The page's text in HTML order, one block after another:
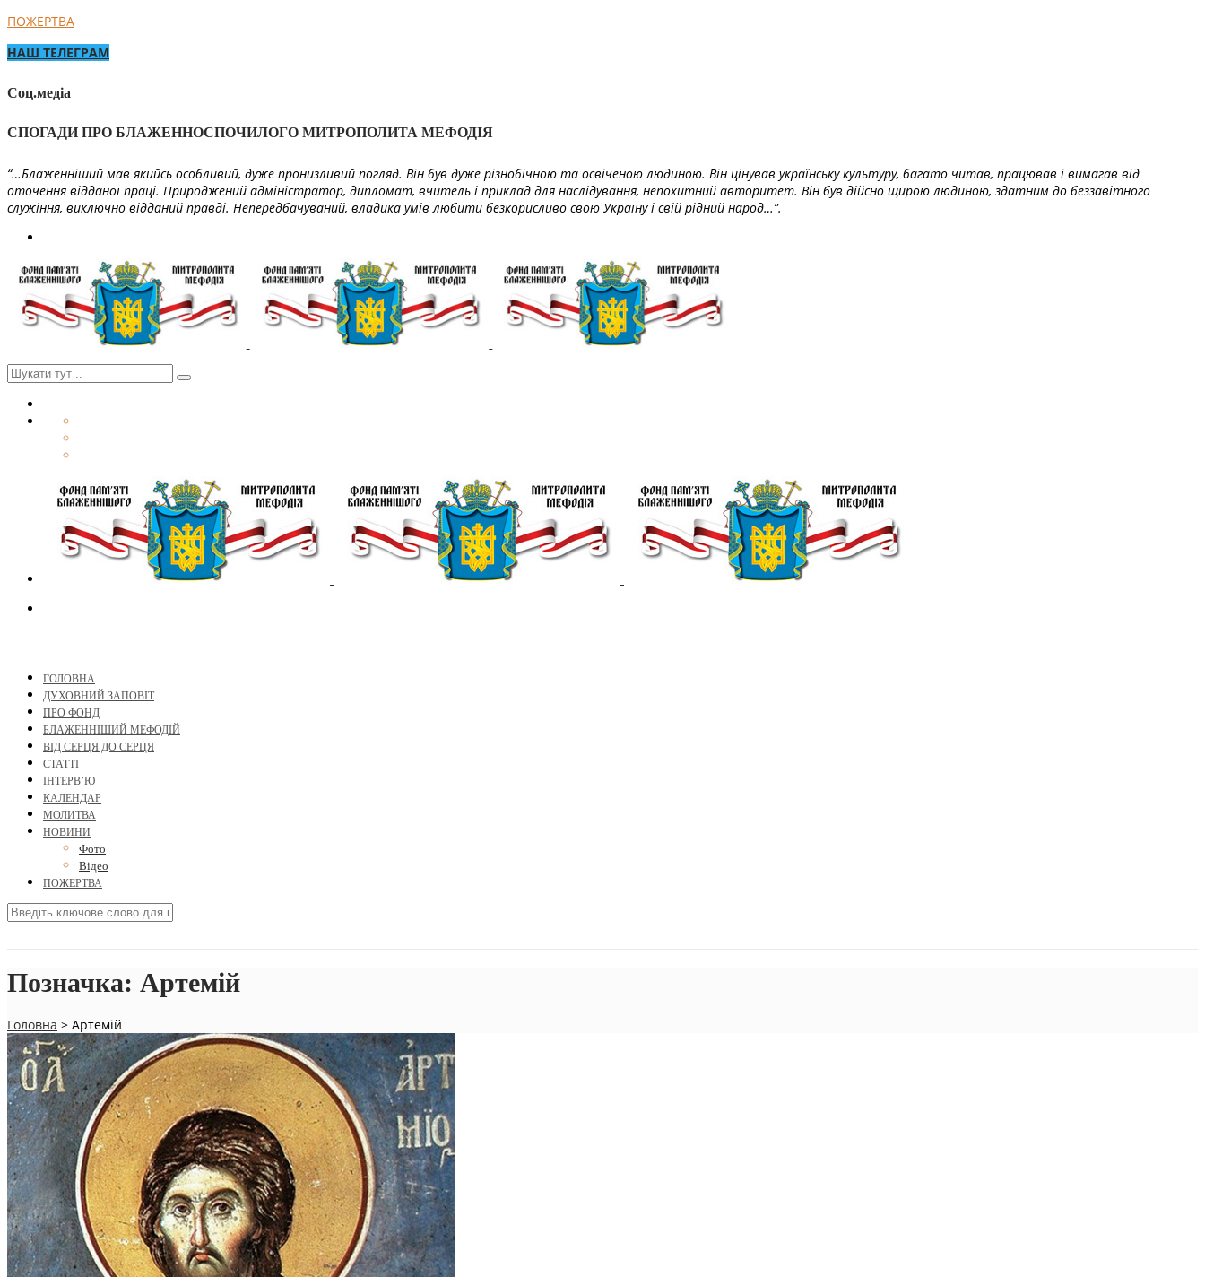
ПОЖЕРТВА
НАШ ТЕЛЕГРАМ
Соц.медіа
СПОГАДИ ПРО БЛАЖЕННОСПОЧИЛОГО МИТРОПОЛИТА МЕФОДІЯ
“…Блаженніший мав якийсь особливий, дуже пронизливий погляд. Він був дуже різнобічною та освіченою людиною. Він цінував українську культуру, багато читав, працював і вимагав від
оточення відданої праці. Природжений адміністратор, дипломат, вчитель і приклад для наслідування, непохитний авторитет. Він був дійсно щирою людиною, здатним до беззавітного
служіння, виключно відданий правді. Непередбачуваний, владика умів любити безкорисливо свою Україну і свій рідний народ…”.
ГОЛОВНА
ДУХОВНИЙ ЗАПОВІТ
ПРО ФОНД
БЛАЖЕННІШИЙ МЕФОДІЙ
ВІД СЕРЦЯ ДО СЕРЦЯ
СТАТТІ
ІНТЕРВ’Ю
КАЛЕНДАР
МОЛИТВА
НОВИНИ
Фото
Відео
ПОЖЕРТВА
Позначка: Артемій
Головна > Артемій